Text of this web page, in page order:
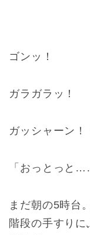
ゴンッ！
ガラガラッ！
ガッシャーン！
「おっとっと
まだ朝の5時台
階段の手すりに